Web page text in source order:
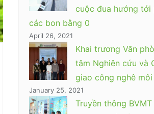
cuộc đua hướng tới
các bon bằng 0
April 26, 2021
Khai trương Văn
tâm Nghiên cứu và
giao công nghê
January 25, 2021
Truyền thông